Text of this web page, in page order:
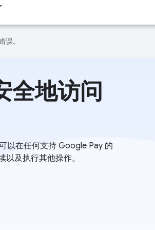
误。
全地访问
以在任何支持 Google Pay 的
及执行其他操作。